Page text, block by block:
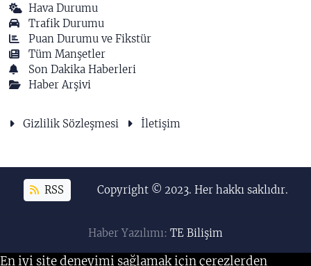
Hava Durumu
Trafik Durumu
Puan Durumu ve Fikstür
Tüm Manşetler
Son Dakika Haberleri
Haber Arşivi
Gizlilik Sözleşmesi İletişim
RSS Copyright © 2023. Her hakkı saklıdır.
Haber Yazılımı: TE Bilişim
En iyi site deneyimi sağlamak için çerezlerden